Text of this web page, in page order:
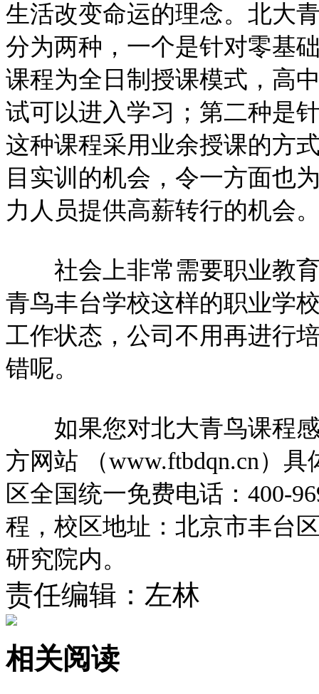
生活改变命运的理念。北大
分为两种，一个是针对零基
课程为全日制授课模式，高
试可以进入学习；第二种是
这种课程采用业余授课的方
目实训的机会，令一方面也
力人员提供高薪转行的机会
社会上非常需要职业教育
青鸟丰台学校这样的职业学
工作状态，公司不用再进行
错呢。
如果您对北大青鸟课程感
方网站 （www.ftbdqn.cn）
区全国统一免费电话：400-
程，校区地址：北京市丰台
研究院内。
责任编辑：左林
相关阅读